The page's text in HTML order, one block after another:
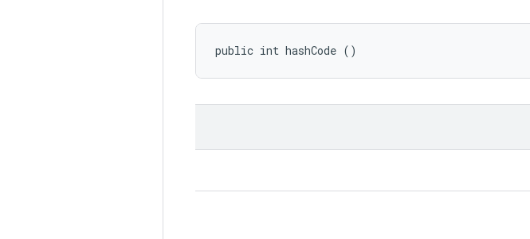
public int hashCode ()